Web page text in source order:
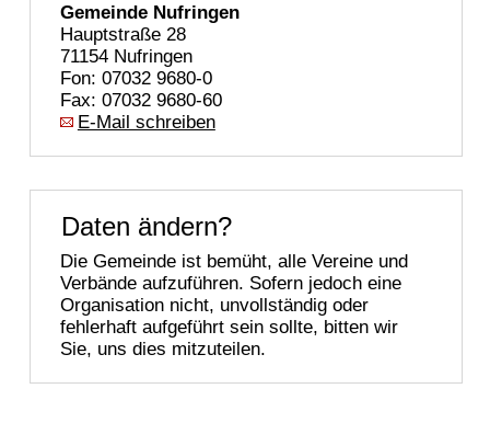
Gemeinde Nufringen
Hauptstraße 28
71154 Nufringen
Fon: 07032 9680-0
Fax: 07032 9680-60
E-Mail schreiben
Daten ändern?
Die Gemeinde ist bemüht, alle Vereine und
Verbände aufzuführen. Sofern jedoch eine
Organisation nicht, unvollständig oder
fehlerhaft aufgeführt sein sollte, bitten wir
Sie, uns dies mitzuteilen.